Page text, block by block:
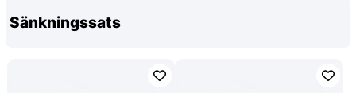
Sänkningssats